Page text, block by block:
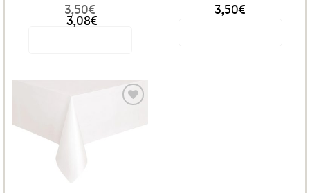
3,50€
Le
prix
3,08€
Le
prix
3,50€